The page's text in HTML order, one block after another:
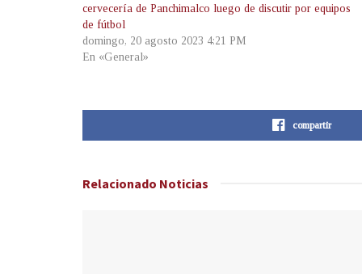
cervecería de Panchimalco luego de discutir por equipos
de fútbol
domingo, 20 agosto 2023 4:21 PM
En «General»
compartir
Relacionado Noticias